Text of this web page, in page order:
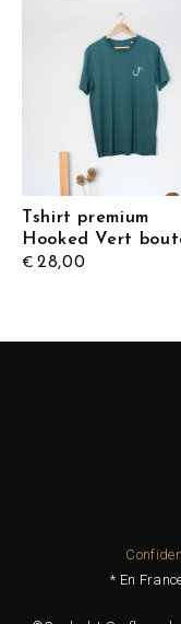
Tshirt premium
Hooked Vert
€ 28,00
* En